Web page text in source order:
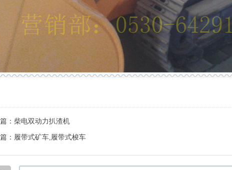
： 柴电双动力扒渣机
： 履带式矿车,履带式梭车